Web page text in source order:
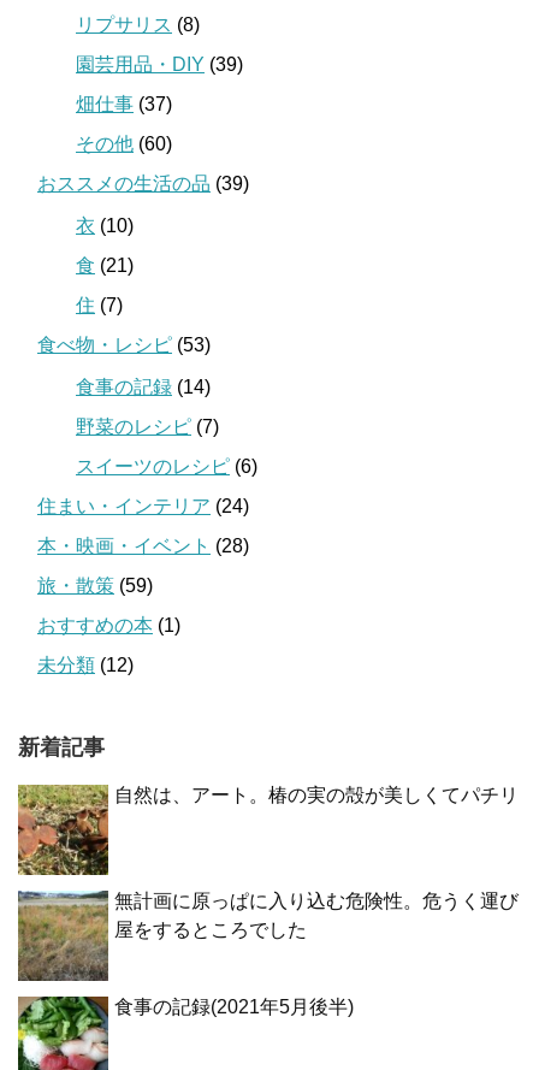
リプサリス (8)
園芸用品・DIY (39)
畑仕事 (37)
その他 (60)
おススメの生活の品 (39)
衣 (10)
食 (21)
住 (7)
食べ物・レシピ (53)
食事の記録 (14)
野菜のレシピ (7)
スイーツのレシピ (6)
住まい・インテリア (24)
本・映画・イベント (28)
旅・散策 (59)
おすすめの本 (1)
未分類 (12)
新着記事
自然は、アート。椿の実の殻が美しくてパチリ
無計画に原っぱに入り込む危険性。危うく運び
屋をするところでした
食事の記録(2021年5月後半)